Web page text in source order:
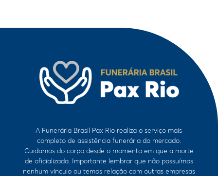
A Funerária Brasil Pax Rio realiza o serviço mais
completo de assistência funerária do mercado.
Cuidamos do corpo desde o momento em que a morte
de oficializada. Importante lembrar que não possuímos
nenhum vínculo ou temos relação com outras empresas